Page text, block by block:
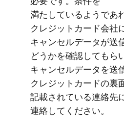
満たしているようであ
クレジットカード会社
キャンセルデータが​送
どうかを​確認して​もら
キャンセルデータを​送
クレジットカードの​裏
記載されている​連絡先
連絡してください。